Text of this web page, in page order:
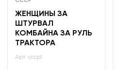
ЖЕНЩИНЫ ЗА
ШТУРВАЛ
КОМБАЙНА ЗА РУЛЬ
ТРАКТОРА
Арт: ссср1